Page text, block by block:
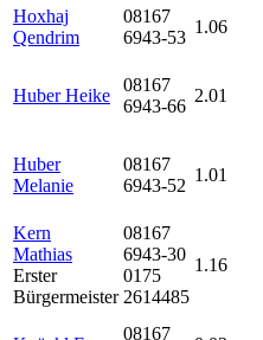
Hoxhaj
Qendrim
08167
6943-53
1.06
Huber Heike
08167
6943-66
2.01
Huber
Melanie
08167
6943-52
1.01
Kern
Mathias
Erster
Bürgermeister
08167
6943-30
0175
2614485
1.16
08167